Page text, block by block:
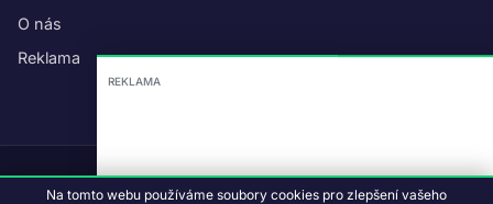
O nás
Reklama
© 2026 EV Magazin.Podmínky a ochrana dat.
REKLAMA
Na tomto webu používáme soubory cookies pro zlepšení vašeho